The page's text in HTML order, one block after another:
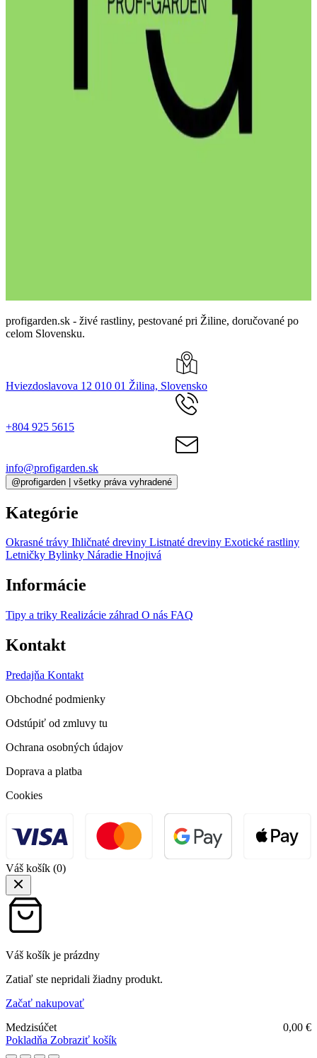
profigarden.sk - živé rastliny, pestované pri Žiline, doručované po
celom Slovensku.
Hviezdoslavova 12 010 01 Žilina, Slovensko
+804 925 5615
info@profigarden.sk
@profigarden | všetky práva vyhradené
Kategórie
Okrasné trávy Ihličnaté dreviny Listnaté dreviny Exotické rastliny
Letničky Bylinky Náradie Hnojivá
Informácie
Tipy a triky Realizácie záhrad O nás FAQ
Kontakt
Predajňa Kontakt
Obchodné podmienky
Odstúpiť od zmluvy tu
Ochrana osobných údajov
Doprava a platba
Cookies
Váš košík (0)
Váš košík je prázdny
Zatiaľ ste nepridali žiadny produkt.
Začať nakupovať
Medzisúčet
0,00 €
Pokladňa Zobraziť košík